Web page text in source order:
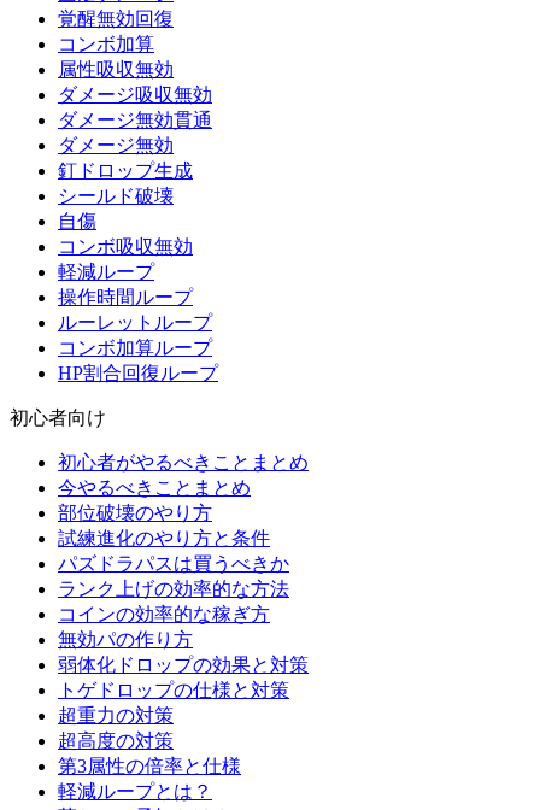
覚醒無効回復
コンボ加算
属性吸収無効
ダメージ吸収無効
ダメージ無効貫通
ダメージ無効
釘ドロップ生成
シールド破壊
自傷
コンボ吸収無効
軽減ループ
操作時間ループ
ルーレットループ
コンボ加算ループ
HP割合回復ループ
初心者向け
初心者がやるべきことまとめ
今やるべきことまとめ
部位破壊のやり方
試練進化のやり方と条件
パズドラパスは買うべきか
ランク上げの効率的な方法
コインの効率的な稼ぎ方
無効パの作り方
弱体化ドロップの効果と対策
トゲドロップの仕様と対策
超重力の対策
超高度の対策
第3属性の倍率と仕様
軽減ループとは？